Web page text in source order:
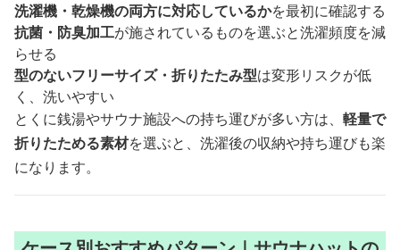
洗濯機・乾燥機の両方に対応しているかを最初に確認する
抗菌・防臭加工が施されているものを選ぶと洗濯頻度を減
らせる
型のないフリーサイズ・折りたたみ型は変形リスクが低
く、洗いやすい
とくに銭湯やサウナ施設への持ち運びが多い方は、 軽量で
折りたためる素材を選ぶと、洗濯後の収納や持ち運びも楽
になります。